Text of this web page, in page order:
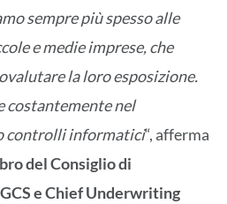
sempre più spesso alle
e medie imprese, che
la loro esposizione.
costantemente nel
controlli informatici“, afferma
del Consiglio di
e Chief Underwriting